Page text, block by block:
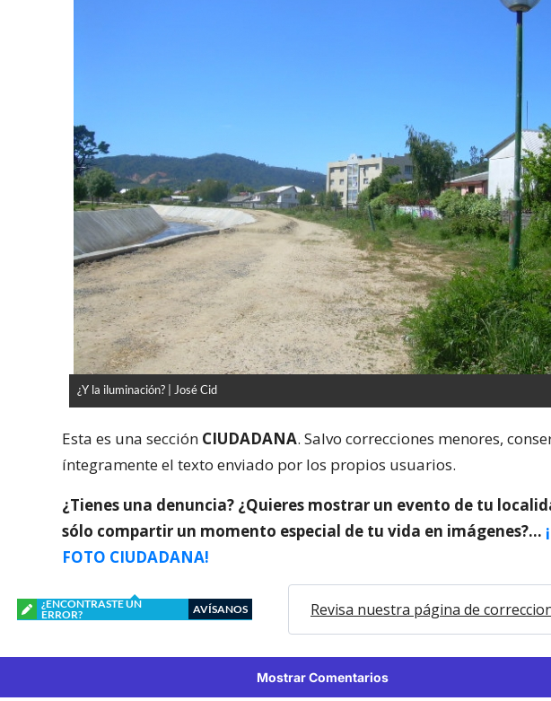
¿Y la iluminación? | José Cid
Esta es una sección CIUDADANA. Salvo correcciones menores,
íntegramente el texto enviado por los propios usuarios.
¿Tienes una denuncia? ¿Quieres mostrar un evento de tu
sólo compartir un momento especial de tu vida en imágenes?…
FOTO CIUDADANA!
¿ENCONTRASTE UN
ERROR?
AVÍSANOS Revisa nuestra página de
Mostrar Comentarios